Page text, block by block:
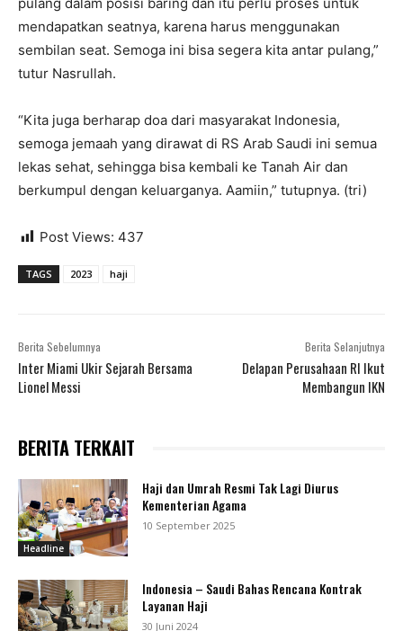
mendapatkan seatnya, karena harus menggunakan
sembilan seat. Semoga ini bisa segera kita antar pulang,”
tutur Nasrullah.
“Kita juga berharap doa dari masyarakat Indonesia,
semoga jemaah yang dirawat di RS Arab Saudi ini semua
lekas sehat, sehingga bisa kembali ke Tanah Air dan
berkumpul dengan keluarganya. Aamiin,” tutupnya. (tri)
Post Views: 437
TAGS 2023 haji
Berita Sebelumnya
Inter Miami Ukir Sejarah Bersama
Lionel Messi
Berita Selanjutnya
Delapan Perusahaan RI Ikut
Membangun IKN
BERITA TERKAIT
Headline
Haji dan Umrah Resmi Tak Lagi Diurus
Kementerian Agama
10 September 2025
Indonesia – Saudi Bahas Rencana Kontrak
Layanan Haji
30 Juni 2024